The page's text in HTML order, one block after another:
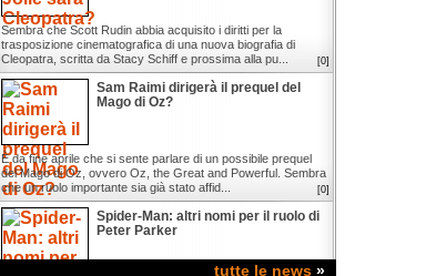
Sembra che Scott Rudin abbia acquisito i diritti per la
trasposizione cinematografica di una nuova biografia di
Cleopatra, scritta da Stacy Schiff e prossima alla pu...
[0]
Sam Raimi dirigerà il prequel del
Mago di Oz?
È da fine aprile che si sente parlare di un possibile prequel
del Mago di Oz, ovvero Oz, the Great and Powerful. Sembra
che un ruolo importante sia già stato affid...
[0]
Spider-Man: altri nomi per il ruolo di
Peter Parker
tutte le news »